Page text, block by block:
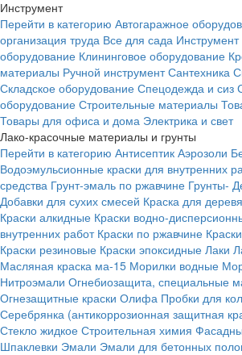
Инструмент
Перейти в категорию Автогаражное
организация труда Все для сада Инструмент
оборудование Клининговое оборудование
материалы Ручной инструмент Сантехника
Складское оборудование Спецодежда и сиз
оборудование Строительные материалы
Товары для офиса и дома Электрика и свет
Лако-красочные материалы и грунты
Перейти в категорию Антисептик Аэрозоли
Водоэмульсионные краски для внутренних
средства Грунт-эмаль по ржавчине Грунты-
Добавки для сухих смесей Краска для
Краски алкидные Краски водно-
внутренних работ Краски по ржавчине
Краски резиновые Краски эпоксидные Лаки
Масляная краска ма-15 Морилки водные
Нитроэмали Огнебиозащита, специальные
Огнезащитные краски Олифа Пробки для
Серебрянка (антикоррозионная защитная
Стекло жидкое Строительная химия
Шпаклевки Эмали Эмали для бетонных